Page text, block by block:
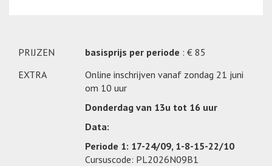
PRIJZEN basisprijs per periode : € 85
EXTRA
Online inschrijven vanaf zondag 21 juni
om 10 uur
Donderdag van 13u tot 16 uur
Data:
Periode 1: 17-24/09, 1-8-15-22/10
Cursuscode: PL2026N09B1